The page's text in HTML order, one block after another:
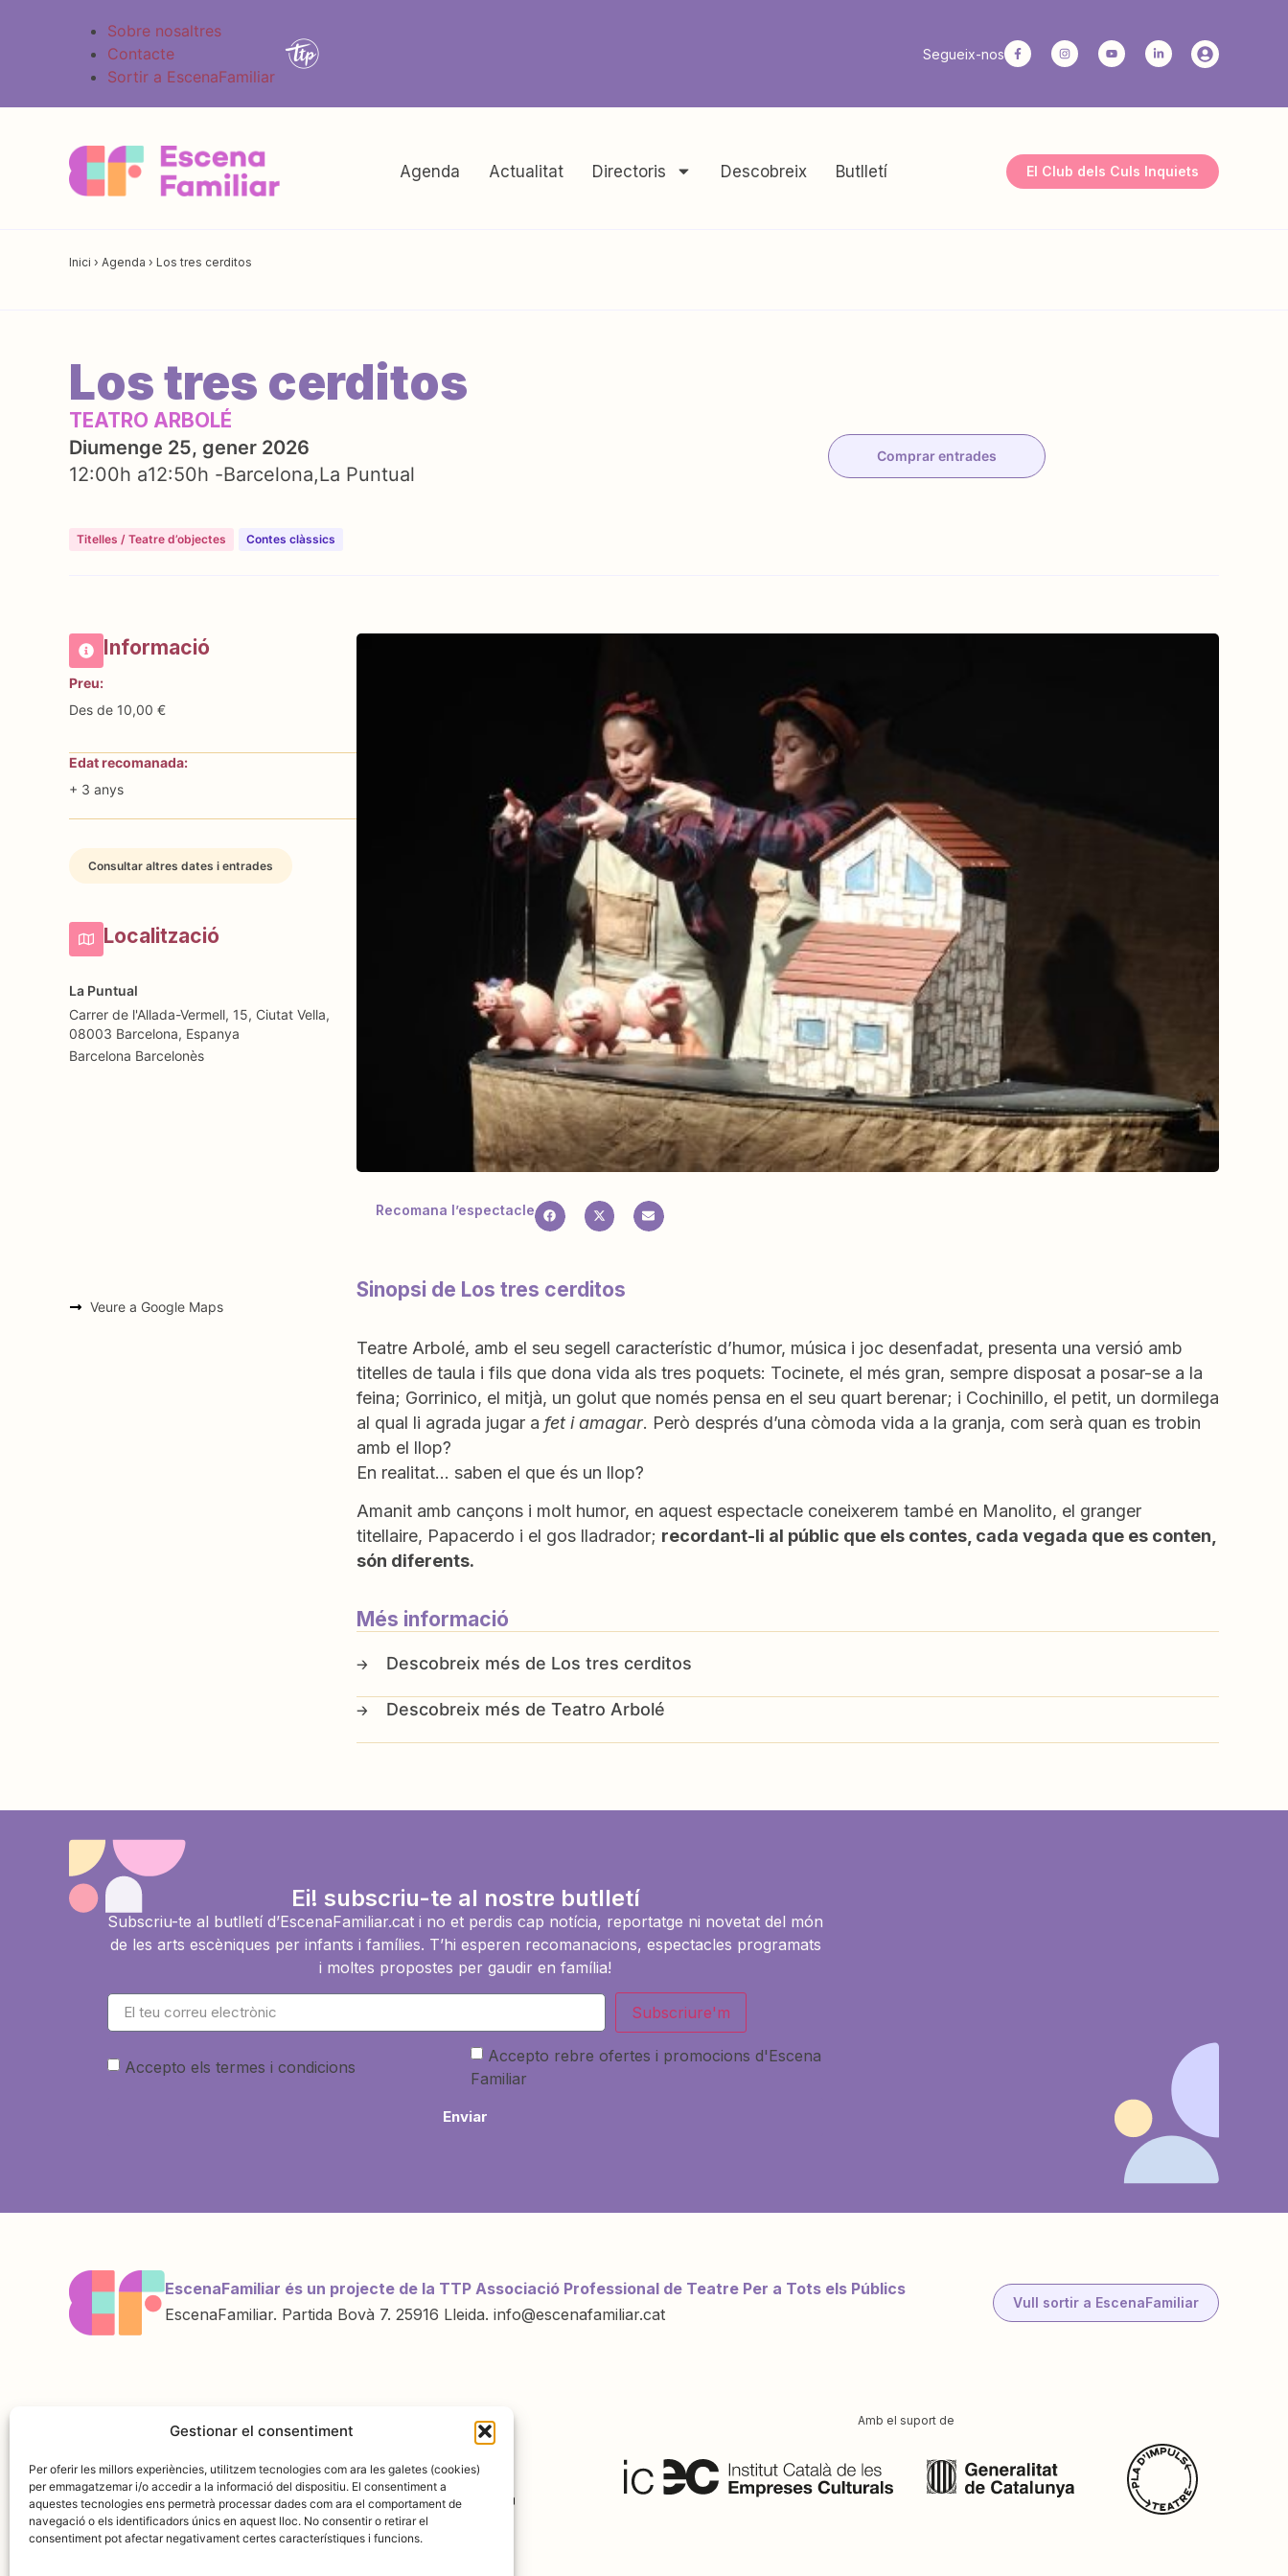
Gestionar el consentiment
Per oferir les millors experiències, utilitzem tecnologies com ara les galetes (cookies)
per emmagatzemar i/o accedir a la informació del dispositiu. El consentiment a
aquestes tecnologies ens permetrà processar dades com ara el comportament de
navegació o els identificadors únics en aquest lloc. No consentir o retirar el
consentiment pot afectar negativament certes característiques i funcions.
Sobre nosaltres
Contacte
Sortir a EscenaFamiliar
Segueix-nos
Agenda Actualitat Directoris Descobreix Butlletí El Club dels Culs Inquiets
Inici › Agenda › Los tres cerditos
Los tres cerditos
TEATRO ARBOLÉ
Diumenge 25, gener 2026
12:00h a12:50h -Barcelona La Puntual
Titelles / Teatre d’objectes Contes clàssics
Comprar entrades
Informació
Preu:
Des de 10,00 €
Edat recomanada:
+ 3 anys
Consultar altres dates i entrades
Localització
La Puntual
Carrer de l'Allada-Vermell, 15, Ciutat Vella,
08003 Barcelona, Espanya
Barcelona Barcelonès
Veure a Google Maps
Recomana l’espectacle
Sinopsi de Los tres cerditos
Teatre Arbolé, amb el seu segell característic d’humor, música i joc desenfadat, presenta una versió amb
titelles de taula i fils que dona vida als tres poquets: Tocinete, el més gran, sempre disposat a posar-se a la
feina; Gorrinico, el mitjà, un golut que només pensa en el seu quart berenar; i Cochinillo, el petit, un dormilega
al qual li agrada jugar a fet i amagar. Però després d’una còmoda vida a la granja, com serà quan es trobin
amb el llop?
En realitat… saben el que és un llop?
Amanit amb cançons i molt humor, en aquest espectacle coneixerem també en Manolito, el granger
titellaire, Papacerdo i el gos lladrador; recordant-li al públic que els contes, cada vegada que es conten,
són diferents.
Més informació
Los tres cerditos
Teatro Arbolé
Ei! subscriu-te al nostre butlletí
Subscriu-te al butlletí d’EscenaFamiliar.cat i no et perdis cap notícia, reportatge ni novetat del món
de les arts escèniques per infants i famílies. T’hi esperen recomanacions, espectacles programats
i moltes propostes per gaudir en família!
Subscriure'm
Accepto els termes i condicions
Accepto rebre ofertes i promocions d'Escena
Familiar
Enviar
EscenaFamiliar és un projecte de la TTP Associació Professional de Teatre Per a Tots els Públics
EscenaFamiliar. Partida Bovà 7. 25916 Lleida. info@escenafamiliar.cat
Vull sortir a EscenaFamiliar
Amb la col·laboració de: Amb el suport de